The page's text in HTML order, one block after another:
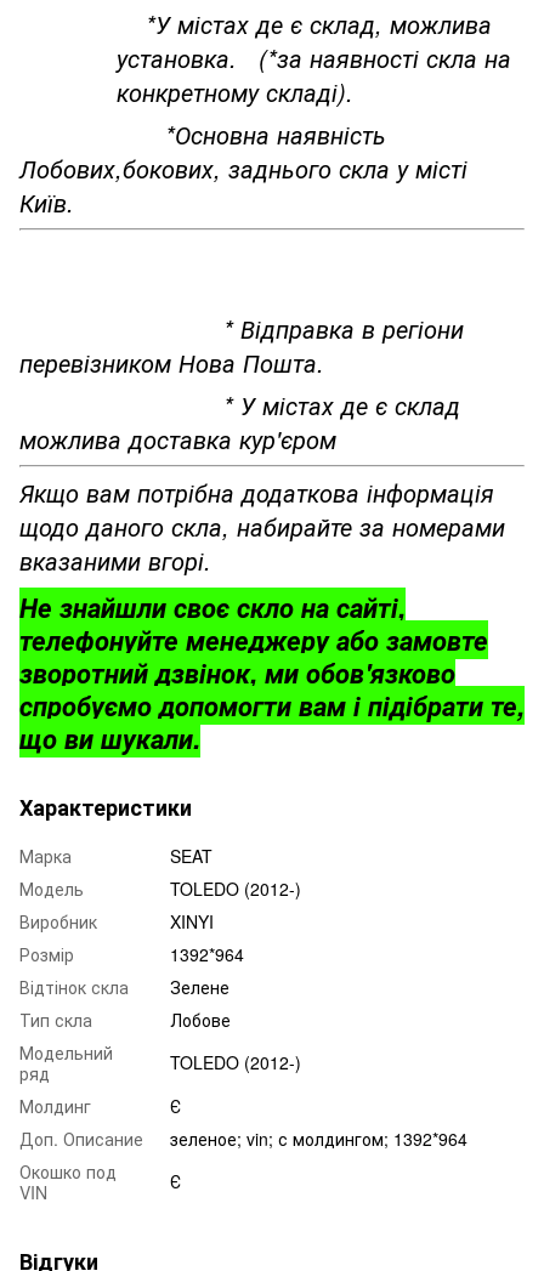
*У містах де є склад, можлива
установка. (*за наявності скла на
конкретному складі).
*Основна наявність
Лобових,бокових, заднього скла у місті
Київ.
* Відправка в регіони
перевізником Нова Пошта.
* У містах де є склад
можлива доставка кур'єром
Якщо вам потрібна додаткова інформація
щодо даного скла, набирайте за номерами
вказаними вгорі.
Не знайшли своє скло на сайті,
телефонуйте менеджеру або замовте
зворотний дзвінок, ми обов'язково
спробуємо допомогти вам і підібрати те,
що ви шукали.
Характеристики
Марка
SEAT
Модель
TOLEDO (2012-)
Виробник
XINYI
Розмір
1392*964
Відтінок скла
Зелене
Тип скла
Лобове
Модельний
ряд
TOLEDO (2012-)
Молдинг
Є
Доп. Описание
зеленое; vin; с молдингом; 1392*964
Окошко под
VIN
Є
Відгуки